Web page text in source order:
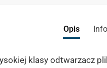
Opis
klasy odtwarzacz